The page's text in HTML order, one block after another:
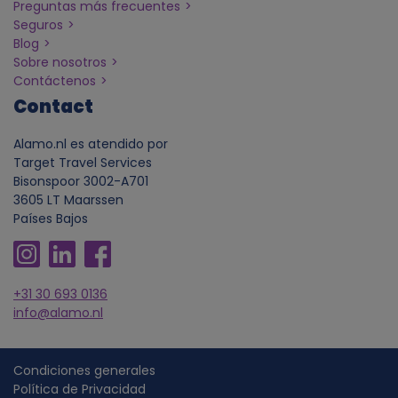
Preguntas más frecuentes
Seguros
Blog
Sobre nosotros
Contáctenos
Contact
Alamo.nl es atendido por
Target Travel Services
Bisonspoor 3002-A701
3605 LT Maarssen
Países Bajos
+31 30 693 0136
info@alamo.nl
Condiciones generales
Política de Privacidad
e
d
a
t
o
s
p
r